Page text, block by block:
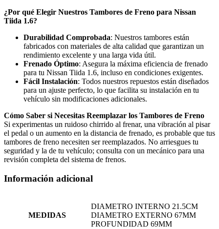
¿Por qué Elegir Nuestros Tambores de Freno para Nissan
Tiida 1.6?
Durabilidad Comprobada: Nuestros tambores están
fabricados con materiales de alta calidad que garantizan un
rendimiento excelente y una larga vida útil.
Frenado Óptimo: Asegura la máxima eficiencia de frenado
para tu Nissan Tiida 1.6, incluso en condiciones exigentes.
Fácil Instalación: Todos nuestros repuestos están diseñados
para un ajuste perfecto, lo que facilita su instalación en tu
vehículo sin modificaciones adicionales.
Cómo Saber si Necesitas Reemplazar los Tambores de Freno
Si experimentas un ruidoso chirrido al frenar, una vibración al pisar
el pedal o un aumento en la distancia de frenado, es probable que tus
tambores de freno necesiten ser reemplazados. No arriesgues tu
seguridad y la de tu vehículo; consulta con un mecánico para una
revisión completa del sistema de frenos.
Información adicional
MEDIDAS
DIAMETRO INTERNO 21.5CM
DIAMETRO EXTERNO 67MM
PROFUNDIDAD 69MM